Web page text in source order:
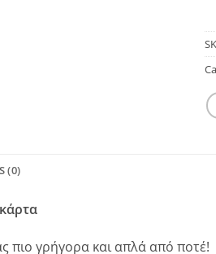
(0)
πιο γρήγορα και απλά από ποτέ!